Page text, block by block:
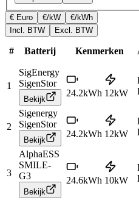
€ Euro €/kW
€/kWh
Incl. BTW
Excl. BTW
# Batterij Kenmerken
1
SigEnergy
SigenStor
Bekijk
24.2kWh 12kW
2
Sigenergy
SigenStor
Bekijk
24.2kWh 12kW
3
AlphaESS
SMILE-
G3
Bekijk
24.6kWh 10kW